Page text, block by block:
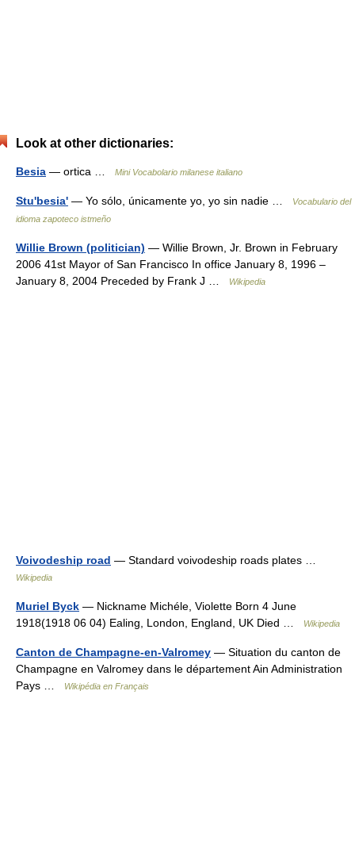
Look at other dictionaries:
Besia — ortica … Mini Vocabolario milanese italiano
Stu'besia' — Yo sólo, únicamente yo, yo sin nadie …
Vocabulario del
idioma zapoteco istmeño
Willie Brown (politician) — Willie Brown, Jr. Brown in February
2006 41st Mayor of San Francisco In office January 8, 1996 –
January 8, 2004 Preceded by Frank J …
Wikipedia
Voivodeship road — Standard voivodeship roads plates …
Wikipedia
Muriel Byck — Nickname Michéle, Violette Born 4 June
1918(1918 06 04) Ealing, London, England, UK Died …
Wikipedia
Canton de Champagne-en-Valromey — Situation du canton de
Champagne en Valromey dans le département Ain Administration
Pays …
Wikipédia en Français